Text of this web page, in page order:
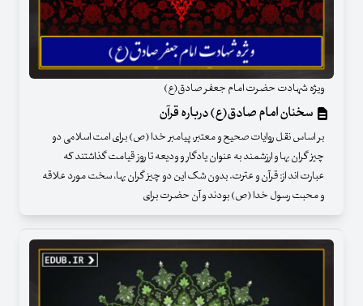
ویژه شهادت حضرت امام جعفر صادق(ع)
سخنان امام صادق(ع) درباره قرآن
بر اساس نقل روایات صحیح و معتبر، پیامبر خدا (ص) برای امت اسلامی دو
چیز گران بها و ارزشمند به عنوان یادگار و ودیعه تا روز قیامت گذاشتند که
عبارت اند از: قرآن و عترت. بدون شک این دو چیز گران بها، سخت مورد علاقه
و محبت رسول خدا (ص) بودند و آن حضرت برای